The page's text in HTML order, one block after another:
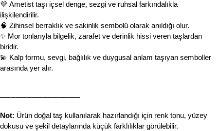
💜 Ametist taşı içsel denge, sezgi ve ruhsal farkındalıkla
ilişkilendirilir.
🧠 Zihinsel berraklık ve sakinlik sembolü olarak anıldığı olur.
✨ Mor tonlarıyla bilgelik, zarafet ve derinlik hissi veren taşlardan
biridir.
💫 Kalp formu, sevgi, bağlılık ve duygusal anlam taşıyan semboller
arasında yer alır.
───────────────
Not: Ürün doğal taş kullanılarak hazırlandığı için renk tonu, yüzey
dokusu ve şekil detaylarında küçük farklılıklar görülebilir.